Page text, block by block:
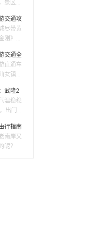
景区...
交通攻
尽带黄
刚》...
交通全
直通车
女镇...
武隆2
温稳稳
出门...
行指南
南岸又
呢？...